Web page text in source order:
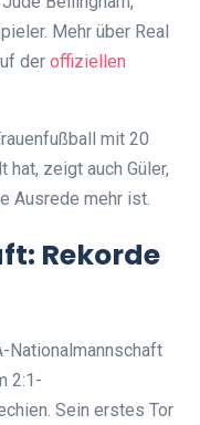
Mehr über Real
der offiziellen
mit 20
zeigt auch Güler,
Ausrede mehr ist.
Rekorde
Nationalmannschaft
2:1-
Sein erstes Tor